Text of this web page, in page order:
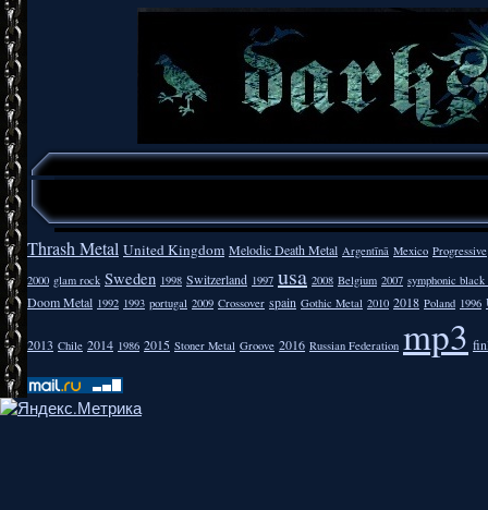
Thrash Metal United Kingdom Melodic Death Metal Argentīnā Mexico Progressive
2000 glam rock Sweden 1998 Switzerland 1997 usa 2008 Belgium 2007 symphonic
Doom Metal 1992 1993 portugal 2009 Crossover spain Gothic Metal 2010 2018 Poland 1996
2013 Chile 2014 1986 2015 Stoner Metal Groove 2016 Russian Federation mp3